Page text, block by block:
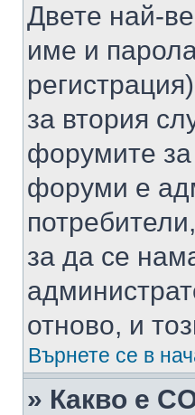
Двете най-
име и
за втория
форумите
форуми е
за да се
отново, и
Върнете се в
» Какво е